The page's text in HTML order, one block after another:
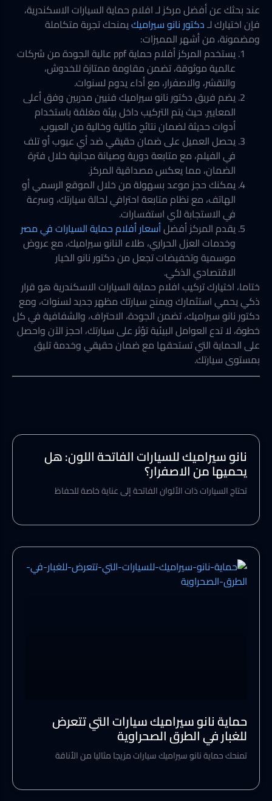
عند بحثك عن أفضل مركز لـ افلام حماية السيارات الاسكندرية،
فإن اختيارك لـدكتور نانو سيراميكيمنحك تجربة متكاملة
ومضمونة، من أشهر المميزات:
يستخدم المركز أفلام حماية ppf عالية الجودة من شركات
عالمية موثوقة، تضمن مقاومة ممتازة للخدوش،
والتقشر، والاصفرار، مع أداء يدوم لسنوات.
يضم فريق دكتور نانو سيراميك فنيين مدربين وفق أعلى
المعايير. حيث يتم التركيب داخل بيئة مغلقة باستخدام
أدوات حديثة لضمان نتائج مثالية وخالية من العيوب.
يحصل العميل على ضمان حقيقي ضد أي عيوب أو تلف
في الفيلم، مع متابعة دورية وصيانة مجانية خلال فترة
الضمان، مما يعكس مصداقية المركز.
يمكنك حجز موعد بسهولة من خلال الموقع الرسمي أو
الهاتف، مع نظام متابعة احترافي لحالة سيارتك، وسرعة
في الاستجابة لأي استفسارات.
يقدم المركز أفضلأسعار أفلام حماية السيارات في مصر
وخدمات العزل الحراري، طلاء النانو سيراميك، مع عروض
موسمية وتخفيضات تجعل من دكتور نانو الخيار
الاقتصادي الذكي.
ختاما، اختيارك تركيب افلام حماية السيارات الاسكندرية هو قرار
ذكي يحمي استثمارك ويمنح سيارتك مظهر جديد لسنوات، ومع
دكتور نانو سيراميك، تضمن الجودة، الاحتراف، والشفافية في كل
خطوة، لا تدع العوامل البيئية تؤثر على سيارتك، احجز الآن واحصل
على الحماية التي تستحقها مع ضمان حقيقي وخدمة تليق
بمستوى سيارتك.
نانو سيراميك للسيارات الفاتحة اللون: هل
يحميها من الاصفرار؟
تحتاج السيارات ذات الألوان الفاتحة إلى عناية خاصة للحفاظ
حماية نانو سيراميك سيارات التي تتعرض
للغبار في الطرق الصحراوية
تمنحك حماية نانو سيراميك سيارات مزيجا مثاليا من الأناقة